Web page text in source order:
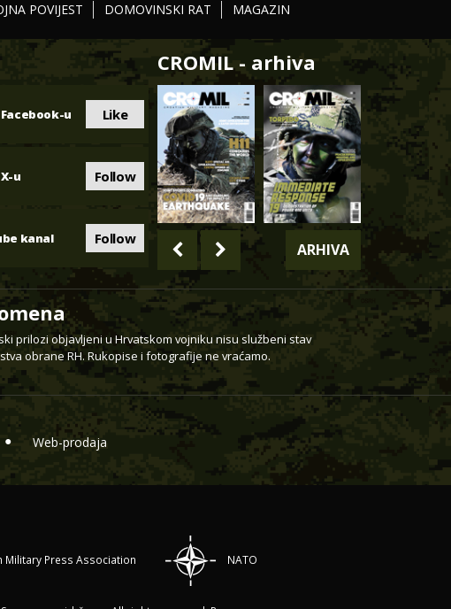
POVIJEST DOMOVINSKI RAT MAGAZIN
u Like
u Follow
kanal Follow
CROMIL - arhiva
ARHIVA
prilozi objavljeni u Hrvatskom vojniku nisu službeni stav
obrane RH. Rukopise i fotografije ne vraćamo.
Web-prodaja
Military Press Association NATO